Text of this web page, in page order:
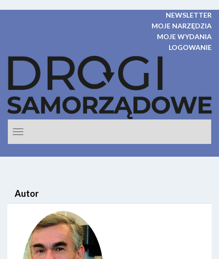
NEWSLETTER
MOJE NARZĘDZIA
MOJE WYDANIA
LOGOWANIE
nawigacje
Autor